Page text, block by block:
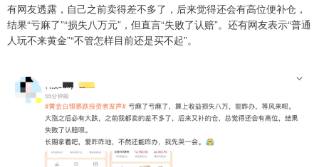
有网友透露，自己之前卖得差不多了，后来觉得还会有高位便补仓，
结果“亏麻了”“损失八万元”，但直言“失败了认赔”。还有网友表示“普通
人玩不来黄金”“不管怎样目前还是买不起”。